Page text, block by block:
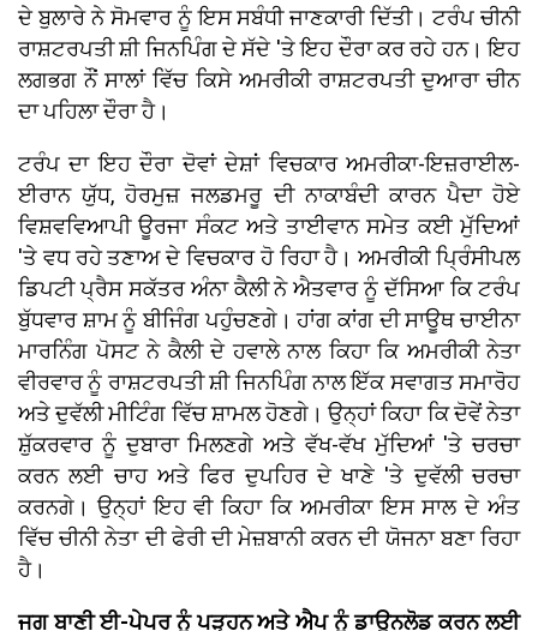
ਦੇ ਬੁਲਾਰੇ ਨੇ ਸੋਮਵਾਰ ਨੂੰ ਇਸ ਸਬੰਧੀ ਜਾਣਕਾਰੀ ਦਿੱਤੀ। ਟਰੰਪ ਚੀਨੀ
ਰਾਸ਼ਟਰਪਤੀ ਸ਼ੀ ਜਿਨਪਿੰਗ ਦੇ ਸੱਦੇ 'ਤੇ ਇਹ ਦੌਰਾ ਕਰ ਰਹੇ ਹਨ। ਇਹ
ਲਗਭਗ ਨੌਂ ਸਾਲਾਂ ਵਿੱਚ ਕਿਸੇ ਅਮਰੀਕੀ ਰਾਸ਼ਟਰਪਤੀ ਦੁਆਰਾ ਚੀਨ
ਦਾ ਪਹਿਲਾ ਦੌਰਾ ਹੈ।
ਟਰੰਪ ਦਾ ਇਹ ਦੌਰਾ ਦੋਵਾਂ ਦੇਸ਼ਾਂ ਵਿਚਕਾਰ ਅਮਰੀਕਾ-ਇਜ਼ਰਾਈਲ-
ਈਰਾਨ ਯੁੱਧ, ਹੋਰਮੁਜ਼ ਜਲਡਮਰੂ ਦੀ ਨਾਕਾਬੰਦੀ ਕਾਰਨ ਪੈਦਾ ਹੋਏ
ਵਿਸ਼ਵਵਿਆਪੀ ਊਰਜਾ ਸੰਕਟ ਅਤੇ ਤਾਈਵਾਨ ਸਮੇਤ ਕਈ ਮੁੱਦਿਆਂ
'ਤੇ ਵਧ ਰਹੇ ਤਣਾਅ ਦੇ ਵਿਚਕਾਰ ਹੋ ਰਿਹਾ ਹੈ। ਅਮਰੀਕੀ ਪ੍ਰਿੰਸੀਪਲ
ਡਿਪਟੀ ਪ੍ਰੈਸ ਸਕੱਤਰ ਅੰਨਾ ਕੈਲੀ ਨੇ ਐਤਵਾਰ ਨੂੰ ਦੱਸਿਆ ਕਿ ਟਰੰਪ
ਬੁੱਧਵਾਰ ਸ਼ਾਮ ਨੂੰ ਬੀਜਿੰਗ ਪਹੁੰਚਣਗੇ। ਹਾਂਗ ਕਾਂਗ ਦੀ ਸਾਊਥ ਚਾਈਨਾ
ਮਾਰਨਿੰਗ ਪੋਸਟ ਨੇ ਕੈਲੀ ਦੇ ਹਵਾਲੇ ਨਾਲ ਕਿਹਾ ਕਿ ਅਮਰੀਕੀ ਨੇਤਾ
ਵੀਰਵਾਰ ਨੂੰ ਰਾਸ਼ਟਰਪਤੀ ਸ਼ੀ ਜਿਨਪਿੰਗ ਨਾਲ ਇੱਕ ਸਵਾਗਤ ਸਮਾਰੋਹ
ਅਤੇ ਦੁਵੱਲੀ ਮੀਟਿੰਗ ਵਿੱਚ ਸ਼ਾਮਲ ਹੋਣਗੇ। ਉਨ੍ਹਾਂ ਕਿਹਾ ਕਿ ਦੋਵੇਂ ਨੇਤਾ
ਸ਼ੁੱਕਰਵਾਰ ਨੂੰ ਦੁਬਾਰਾ ਮਿਲਣਗੇ ਅਤੇ ਵੱਖ-ਵੱਖ ਮੁੱਦਿਆਂ 'ਤੇ ਚਰਚਾ
ਕਰਨ ਲਈ ਚਾਹ ਅਤੇ ਫਿਰ ਦੁਪਹਿਰ ਦੇ ਖਾਣੇ 'ਤੇ ਦੁਵੱਲੀ ਚਰਚਾ
ਕਰਨਗੇ। ਉਨ੍ਹਾਂ ਇਹ ਵੀ ਕਿਹਾ ਕਿ ਅਮਰੀਕਾ ਇਸ ਸਾਲ ਦੇ ਅੰਤ
ਵਿੱਚ ਚੀਨੀ ਨੇਤਾ ਦੀ ਫੇਰੀ ਦੀ ਮੇਜ਼ਬਾਨੀ ਕਰਨ ਦੀ ਯੋਜਨਾ ਬਣਾ ਰਿਹਾ
ਹੈ।
ਜਗ ਬਾਣੀ ਈ-ਪੇਪਰ ਨੂੰ ਪੜ੍ਹਨ ਅਤੇ ਐਪ ਨੂੰ ਡਾਊਨਲੋਡ ਕਰਨ ਲਈ